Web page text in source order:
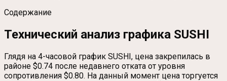
Содержание
Технический анализ графика SUSHI
Глядя на 4-часовой график SUSHI, цена закрепилась в
районе $0.74 после недавнего отката от уровня
сопротивления $0.80. На данный момент цена торгуется